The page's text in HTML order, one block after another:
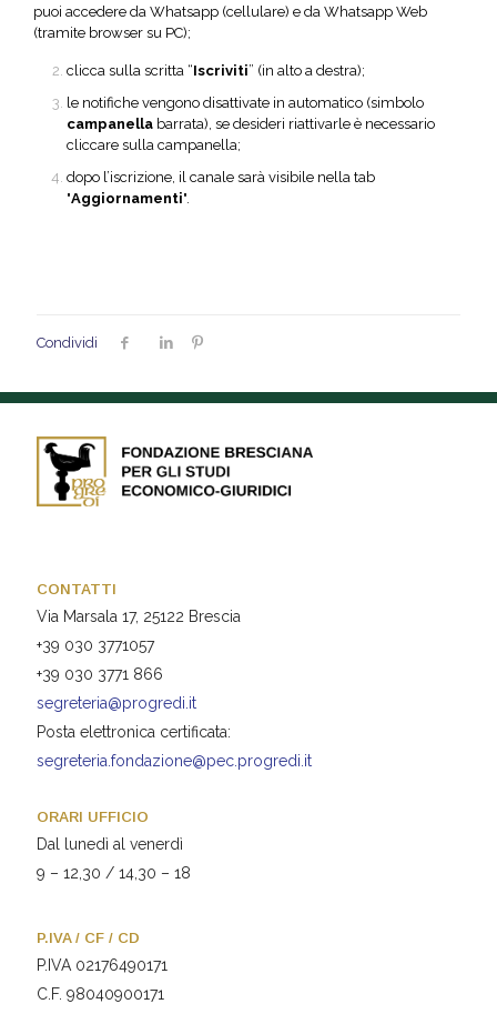
puoi accedere da Whatsapp (cellulare) e da Whatsapp Web
(tramite browser su PC);
clicca sulla scritta “Iscriviti” (in alto a destra);
le notifiche vengono disattivate in automatico (simbolo
campanella barrata), se desideri riattivarle è necessario
cliccare sulla campanella;
dopo l’iscrizione, il canale sarà visibile nella tab
"Aggiornamenti".
Condividi
CONTATTI
Via Marsala 17, 25122 Brescia
+39 030 3771057
+39 030 3771 866
segreteria@progredi.it
Posta elettronica certificata:
segreteria.fondazione@pec.progredi.it
ORARI UFFICIO
Dal lunedì al venerdì
9 – 12,30 / 14,30 – 18
P.IVA / CF / CD
P.IVA 02176490171
C.F. 98040900171